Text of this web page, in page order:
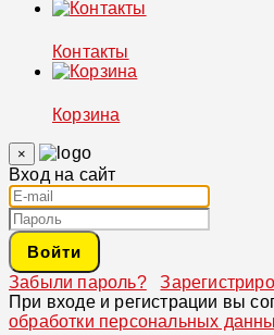
Контакты
Корзина
×
Вход на сайт
Войти
Забыли пароль?
При входе и регистрации вы
обработки персональных